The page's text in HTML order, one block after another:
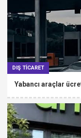
DIŞ TİCARET
Yabancı araçlar